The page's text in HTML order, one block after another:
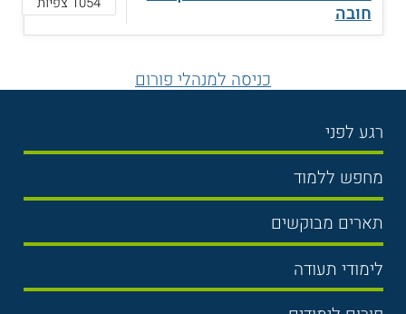
חובה
כניסה למנהלי פורום
רגע לפני
בחירת לימודים
תנאי קבלה
שכר לימוד
אוניברסיטה
מכללות
מחפש ללמוד
תואר ראשון
תואר שני
הכנה לבגרות
תארים מבוקשים
משפטים
מנהל עסקים
לימודי תעודה
נדל"ן